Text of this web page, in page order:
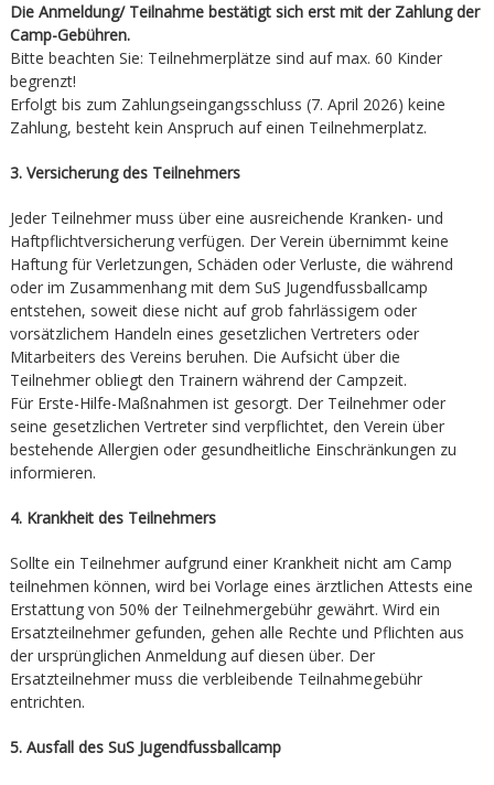
Die Anmeldung/ Teilnahme bestätigt sich erst mit der Zahlung der
Camp-Gebühren.
Bitte beachten Sie: Teilnehmerplätze sind auf max. 60 Kinder
begrenzt!
Erfolgt bis zum Zahlungseingangsschluss (7. April 2026) keine
Zahlung, besteht kein Anspruch auf einen Teilnehmerplatz.
3. Versicherung des Teilnehmers
Jeder Teilnehmer muss über eine ausreichende Kranken- und
Haftpflichtversicherung verfügen. Der Verein übernimmt keine
Haftung für Verletzungen, Schäden oder Verluste, die während
oder im Zusammenhang mit dem SuS Jugendfussballcamp
entstehen, soweit diese nicht auf grob fahrlässigem oder
vorsätzlichem Handeln eines gesetzlichen Vertreters oder
Mitarbeiters des Vereins beruhen. Die Aufsicht über die
Teilnehmer obliegt den Trainern während der Campzeit.
Für Erste-Hilfe-Maßnahmen ist gesorgt. Der Teilnehmer oder
seine gesetzlichen Vertreter sind verpflichtet, den Verein über
bestehende Allergien oder gesundheitliche Einschränkungen zu
informieren.
4. Krankheit des Teilnehmers
Sollte ein Teilnehmer aufgrund einer Krankheit nicht am Camp
teilnehmen können, wird bei Vorlage eines ärztlichen Attests eine
Erstattung von 50% der Teilnehmergebühr gewährt. Wird ein
Ersatzteilnehmer gefunden, gehen alle Rechte und Pflichten aus
der ursprünglichen Anmeldung auf diesen über. Der
Ersatzteilnehmer muss die verbleibende Teilnahmegebühr
entrichten.
5. Ausfall des SuS Jugendfussballcamp